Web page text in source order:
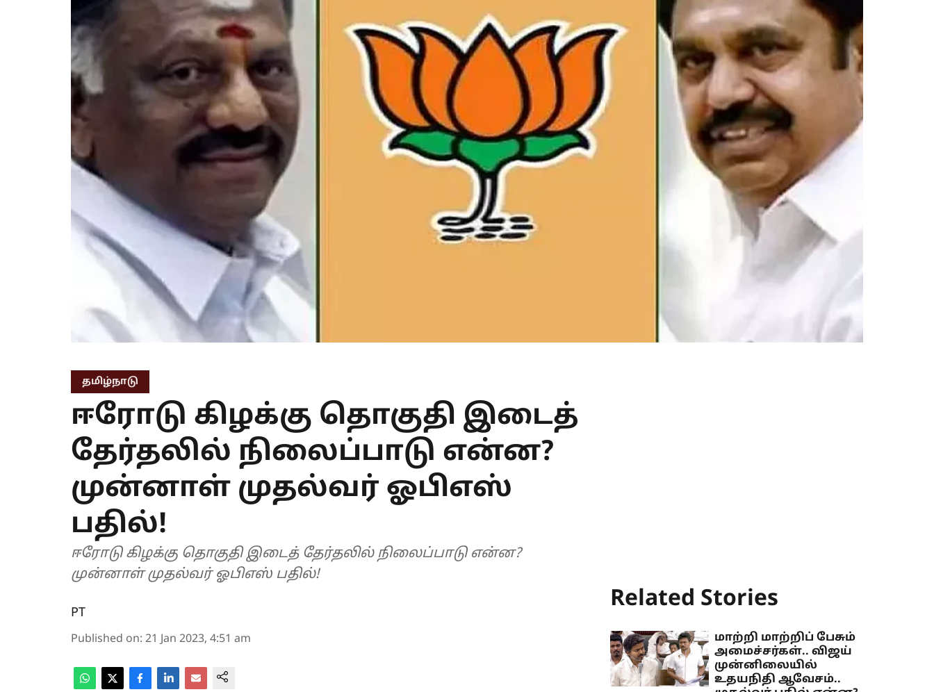
தமிழ்நாடு
ஈரோடு கிழக்கு தொகுதி இடைத்
தேர்தலில் நிலைப்பாடு என்ன?
முன்னாள் முதல்வர் ஓபிஎஸ்
பதில்!
ஈரோடு கிழக்கு தொகுதி இடைத் தேர்தலில் நிலைப்பாடு என்ன?
முன்னாள் முதல்வர் ஓபிஎஸ் பதில்!
PT
Published on: 21 Jan 2023, 4:51 am
Related Stories
மாற்றி மாற்றிப் பேசும்
அமைச்சர்கள்.. விஜய்
முன்னிலையில்
உதயநிதி ஆவேசம்..